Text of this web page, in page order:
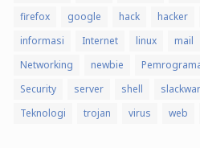
firefox
google hack hacker
informasi
Internet linux mail
Networking
newbie
Security
server shell
Teknologi
trojan virus web